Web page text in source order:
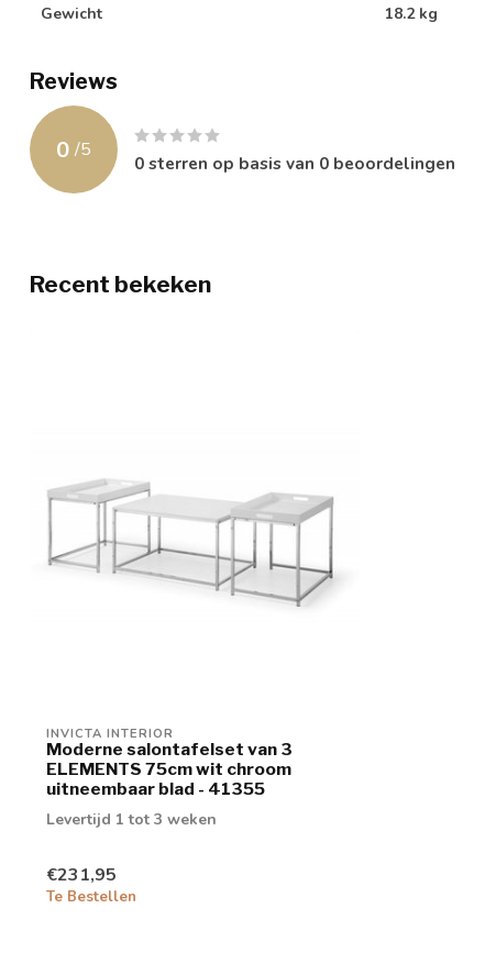
Gewicht 18.2 kg
Reviews
0 /5
0sterren op basis van 0 beoordelingen
Recent bekeken
INVICTA INTERIOR
Moderne salontafelset van 3
ELEMENTS 75cm wit chroom
uitneembaar blad - 41355
Levertijd 1 tot 3 weken
€231,95
Te Bestellen